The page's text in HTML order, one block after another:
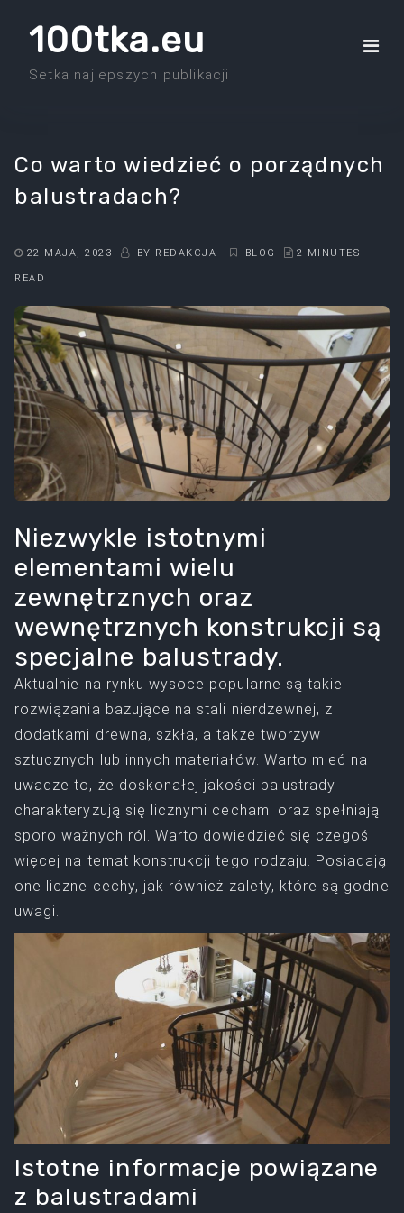
100tka.eu
Setka najlepszych publikacji
Co warto wiedzieć o porządnych
balustradach?
22 MAJA, 2023 BY REDAKCJA BLOG 2 MINUTES
READ
Niezwykle istotnymi
elementami wielu
zewnętrznych oraz
wewnętrznych konstrukcji są
specjalne balustrady.
Aktualnie na rynku wysoce popularne są takie
rozwiązania bazujące na stali nierdzewnej, z
dodatkami drewna, szkła, a także tworzyw
sztucznych lub innych materiałów. Warto mieć na
uwadze to, że doskonałej jakości balustrady
charakteryzują się licznymi cechami oraz spełniają
sporo ważnych ról. Warto dowiedzieć się czegoś
więcej na temat konstrukcji tego rodzaju. Posiadają
one liczne cechy, jak również zalety, które są godne
uwagi.
Istotne informacje powiązane
z balustradami